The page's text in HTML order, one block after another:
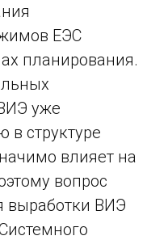
ЕЭС
планирования.
уже
структуре
влияет на
вопрос
выработки ВИЭ